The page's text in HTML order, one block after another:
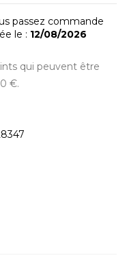
passez commande
le : 12/08/2026
qui peuvent être
€.